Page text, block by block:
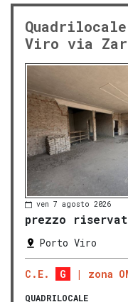
Viro via
ven 7 agosto 2026
prezzo
Porto Viro
C.E. G zona
QUADRILOCALE